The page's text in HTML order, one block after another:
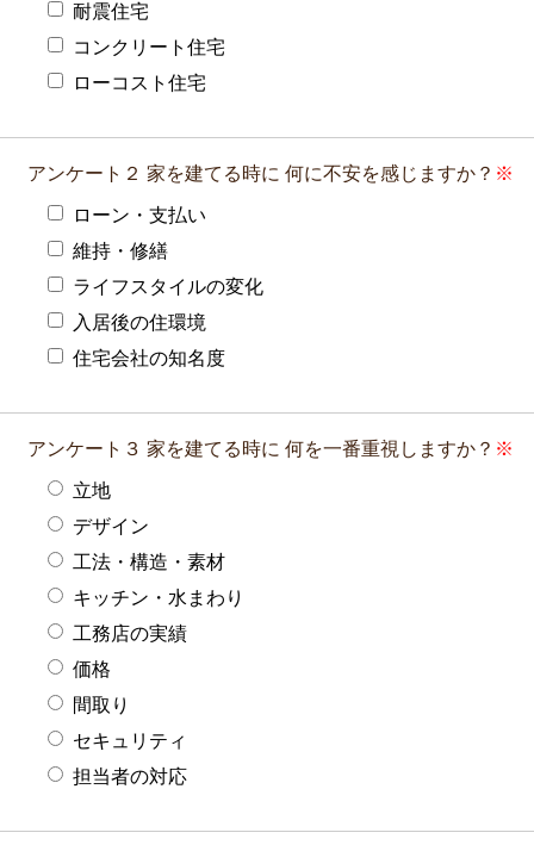
耐震住宅
コンクリート住宅
ローコスト住宅
アンケート２ 家を建てる時に 何に不安を感じますか？
ローン・支払い
維持・修繕
ライフスタイルの変化
入居後の住環境
住宅会社の知名度
アンケート３ 家を建てる時に 何を一番重視しますか？
立地
デザイン
工法・構造・素材
キッチン・水まわり
工務店の実績
価格
間取り
セキュリティ
担当者の対応